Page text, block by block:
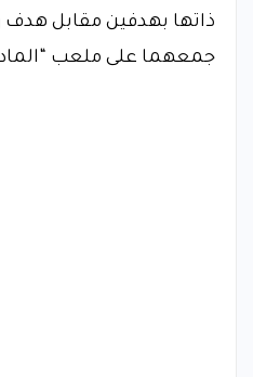
ذاتها بهدفين مقابل هدف
جمعهما على ملعب